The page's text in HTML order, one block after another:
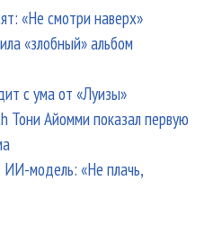
«Не смотри наверх»
«злобный» альбом
с ума от «Луизы»
Тони Айомми показал первую
ИИ-модель: «Не плачь,